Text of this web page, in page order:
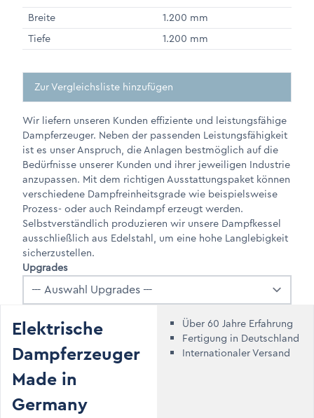
Breite
1.200 mm
Tiefe
1.200 mm
Zur Vergleichsliste hinzufügen
Wir liefern unseren Kunden effiziente und leistungsfähige
Dampferzeuger. Neben der passenden Leistungsfähigkeit
ist es unser Anspruch, die Anlagen bestmöglich auf die
Bedürfnisse unserer Kunden und ihrer jeweiligen Industrie
anzupassen. Mit dem richtigen Ausstattungspaket können
verschiedene Dampfreinheitsgrade wie beispielsweise
Prozess- oder auch Reindampf erzeugt werden.
Selbstverständlich produzieren wir unsere Dampfkessel
ausschließlich aus Edelstahl, um eine hohe Langlebigkeit
sicherzustellen.
Upgrades
Elektrische
Dampferzeuger
Made in
Germany
Über 60 Jahre Erfahrung
Fertigung in Deutschland
Internationaler Versand